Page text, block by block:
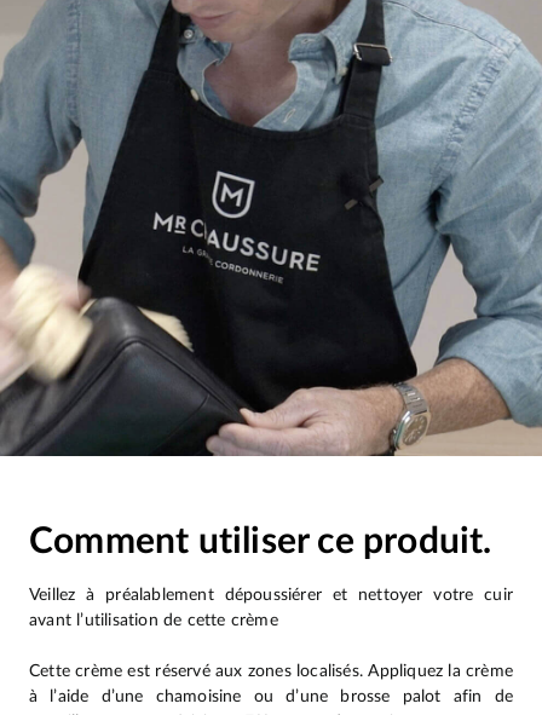
Comment utiliser ce produit.
Veillez à préalablement dépoussiérer et nettoyer votre cuir
avant l’utilisation de cette crème
Cette crème est réservé aux zones localisés. Appliquez la crème
à l’aide d’une chamoisine ou d’une brosse palot afin de